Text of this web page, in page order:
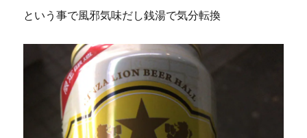
という事で風邪気味だし銭湯で気分転換